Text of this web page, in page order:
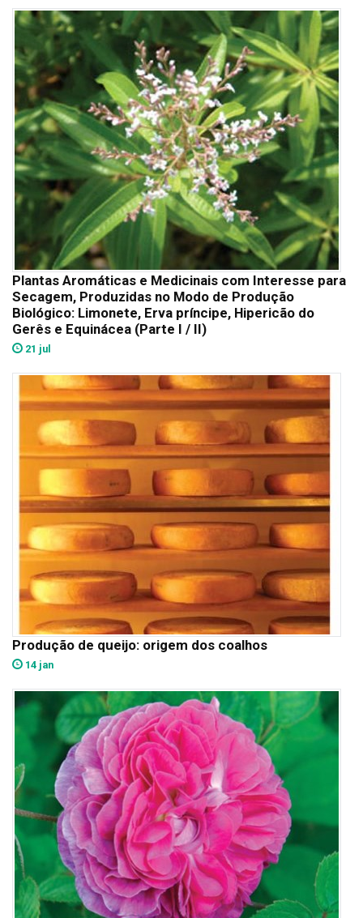
Plantas Aromáticas e Medicinais com Interesse para
Secagem, Produzidas no Modo de Produção
Biológico: Limonete, Erva príncipe, Hipericão do
Gerês e Equinácea (Parte I / II)
21 jul
Produção de queijo: origem dos coalhos
14 jan